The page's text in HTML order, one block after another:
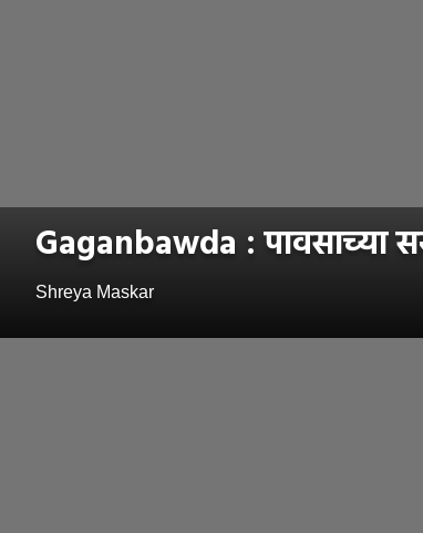
Gaganbawda : पावसाच्या
Shreya Maskar